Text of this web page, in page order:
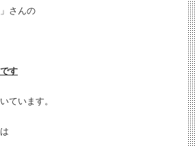
さんの
す
ています。